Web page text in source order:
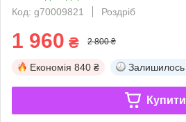
Код: g70009821
Роздріб
1 960 ₴ 2 800 ₴
Економія 840 ₴ Залишилось
Купити